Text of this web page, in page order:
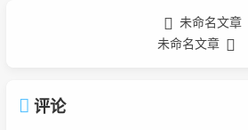
未命名文章
未命名文章
评论